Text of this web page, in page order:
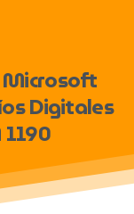
Microsoft
Digitales
1190